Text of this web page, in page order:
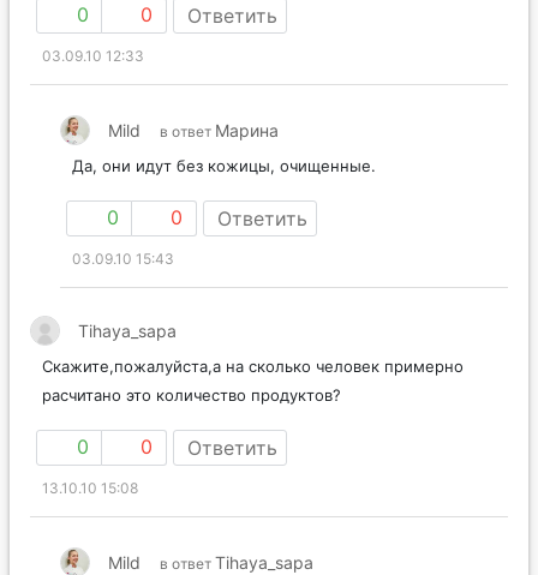
0 0 Ответить
03.09.10 12:33
Mild в ответ Марина
Да, они идут без кожицы, очищенные.
0 0 Ответить
03.09.10 15:43
Tihaya_sapa
Скажите,пожалуйста,а на сколько человек примерно
расчитано это количество продуктов?
0 0 Ответить
13.10.10 15:08
Mild в ответ Tihaya_sapa